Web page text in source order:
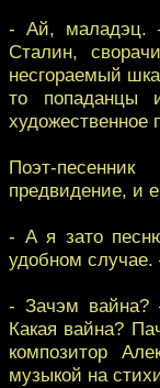
- Ай, маладэц.
Сталин,
несгораемый
то попаданцы
художественное
Поэт-
предвидение, и
- А я зато
удобном случае.
- Зачэм вайна?
Какая вайна?
композитор
музыкой на